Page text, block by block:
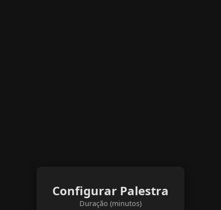
Configurar Palestra
Duração (minutos)